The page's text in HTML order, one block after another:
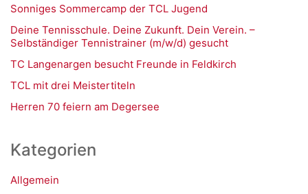
Sonniges Sommercamp der TCL Jugend
Deine Tennisschule. Deine Zukunft. Dein Verein. –
Selbständiger Tennistrainer (m/w/d) gesucht
TC Langenargen besucht Freunde in Feldkirch
TCL mit drei Meistertiteln
Herren 70 feiern am Degersee
Kategorien
Allgemein